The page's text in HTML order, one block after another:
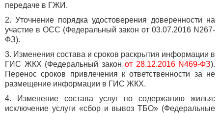
передаче в ГЖИ.
2. Уточнение порядка удостоверения доверенности на
участие в ОСС (Федеральный закон от 03.07.2016 N267-
ФЗ).
3. Изменения состава и сроков раскрытия информации в
ГИС ЖКХ (Федеральный закон от 28.12.2016 N469-ФЗ).
Перенос сроков привлечения к ответственности за не
размещение информации в ГИС ЖКХ.
4. Изменение состава услуг по содержанию жилья:
исключение услуги «сбор и вывоз ТБО» (Федеральные